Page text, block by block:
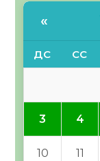
«
ДС СС
3 4
10 11